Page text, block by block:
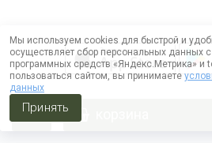
Мы используем cookies для быстрой и
осуществляет сбор персональных данных
программных средств «Яндекс.Метрика» и
пользоваться сайтом, вы принимаете
данных
Принять